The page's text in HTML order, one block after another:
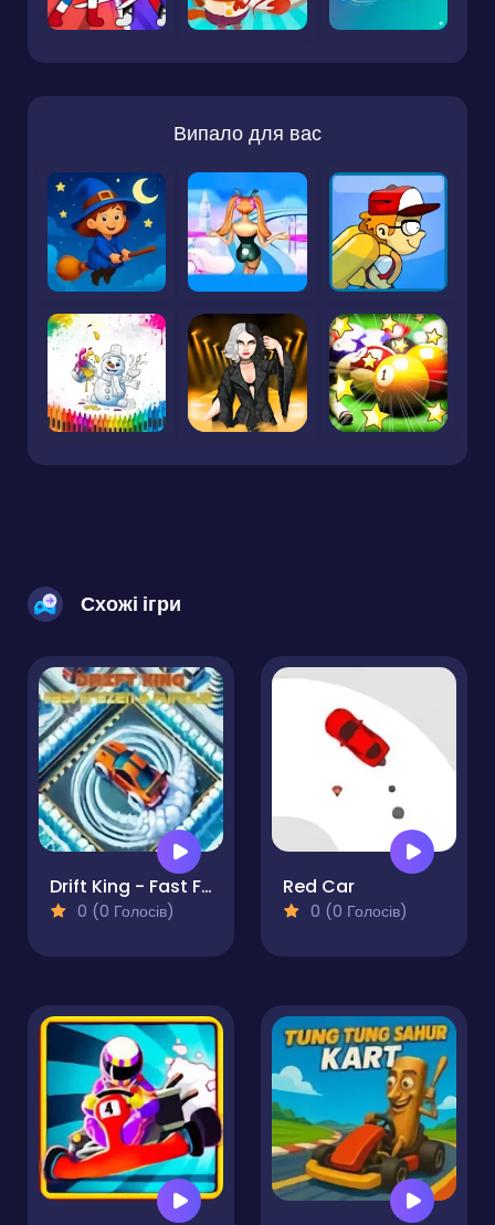
Випало для вас
Схожі ігри
Drift King - Fast Frozen & Furious
0 (0 Голосів)
Red Car
0 (0 Голосів)